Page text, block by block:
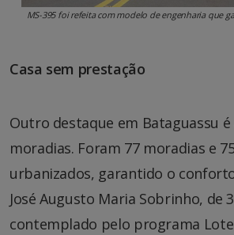
MS-395 foi refeita com modelo de engenharia que
Casa sem prestação
Outro destaque em Bataguassu
moradias. Foram 77 moradias e
urbanizados, garantido o
José Augusto Maria Sobrinho, de
contemplado pelo programa